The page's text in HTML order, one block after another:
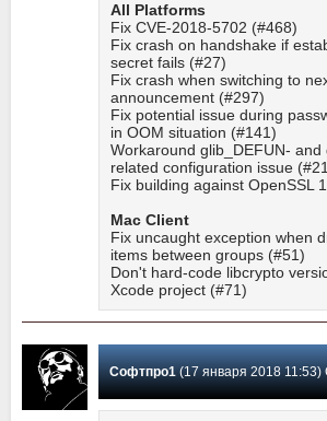
All Platforms
Fix CVE-2018-5702 (#468)
Fix crash on handshake if
secret fails (#27)
Fix crash when switching to
announcement (#297)
Fix potential issue during
in OOM situation (#141)
Workaround glib_DEFUN- and
related configuration issue
Fix building against OpenSSL
Mac Client
Fix uncaught exception when
items between groups (#51)
Don't hard-code libcrypto
Xcode project (#71)
Софтпро1(17 января 2018 11:53) Сообщение